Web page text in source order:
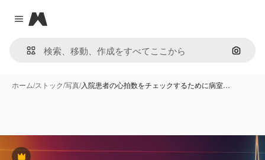
Close menu
Magnific
画像で
ホーム/ストック/写真/入院患者の心拍数をチェックするために病室…